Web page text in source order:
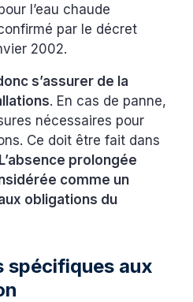
l’eau chaude
par le décret
2002.
s’assurer de la
. En cas de panne,
nécessaires pour
Ce doit être fait dans
L’absence prolongée
comme un
obligations du
spécifiques aux